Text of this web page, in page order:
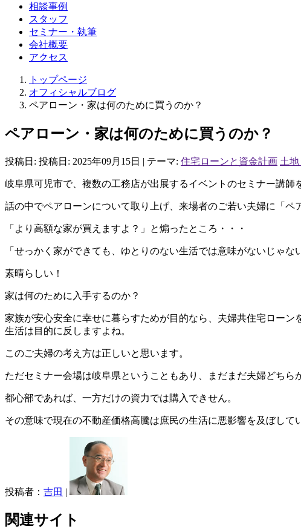
相談事例
スタッフ
セミナー・執筆
会社概要
アクセス
トップページ
オフィシャルブログ
ペアローン・家は何のために買うのか？
ペアローン・家は何のために買うのか？
投稿日: 投稿日: 2025年09月15日 | テーマ: 住宅ローンと資金計画 土
岐阜県可児市で、複数の工務店が出展するイベントのセミナー講師
話の中でペアローンについて取り上げ、来場者のご若い夫婦に「
「より高額な家が買えますよ？」と煽ったところ・・・
「せっかく家ができても、ゆとりのない生活では意味がないじゃな
素晴らしい！
家は何のために入手するのか？
家族が安心安全に幸せに暮らすためが目的なら、夫婦共住宅ロー
生活は目的に反しますよね。
このご夫婦の考え方は正しいと思います。
ただセミナー会場は岐阜県ということもあり、まだまだ夫婦どちら
都心部であれば、一方だけの資力では購入できせん。
その意味で現在の不動産価格高騰は庶民の生活に悪影響を及ぼして
投稿者： 吉田 |
関連サイト